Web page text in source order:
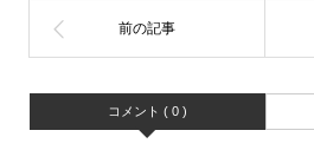
コメント ( 0 )